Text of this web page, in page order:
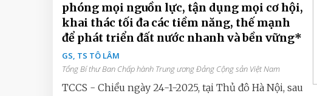
phóng mọi nguồn lực, tận dụng mọi cơ hội,
khai thác tối đa các tiềm năng, thế mạnh
để phát triển đất nước nhanh và bền vững*
GS, TS TÔ LÂM
Tổng Bí thư Ban Chấp hành Trung ương Đảng Cộng sản Việt Nam
TCCS - Chiều ngày 24-1-2025, tại Thủ đô Hà Nội, sau